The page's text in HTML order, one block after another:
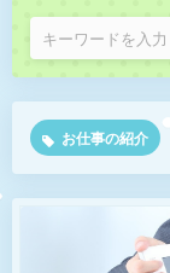
お仕事の紹介